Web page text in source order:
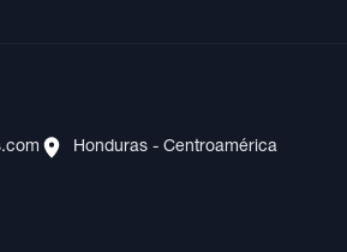
Honduras - Centroamérica